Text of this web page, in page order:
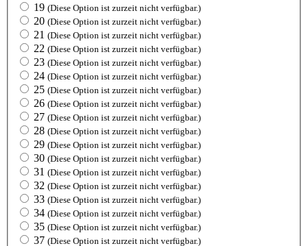
19 (Diese Option ist zurzeit nicht verfügbar.)
20 (Diese Option ist zurzeit nicht verfügbar.)
21 (Diese Option ist zurzeit nicht verfügbar.)
22 (Diese Option ist zurzeit nicht verfügbar.)
23 (Diese Option ist zurzeit nicht verfügbar.)
24 (Diese Option ist zurzeit nicht verfügbar.)
25 (Diese Option ist zurzeit nicht verfügbar.)
26 (Diese Option ist zurzeit nicht verfügbar.)
27 (Diese Option ist zurzeit nicht verfügbar.)
28 (Diese Option ist zurzeit nicht verfügbar.)
29 (Diese Option ist zurzeit nicht verfügbar.)
30 (Diese Option ist zurzeit nicht verfügbar.)
31 (Diese Option ist zurzeit nicht verfügbar.)
32 (Diese Option ist zurzeit nicht verfügbar.)
33 (Diese Option ist zurzeit nicht verfügbar.)
34 (Diese Option ist zurzeit nicht verfügbar.)
35 (Diese Option ist zurzeit nicht verfügbar.)
37 (Diese Option ist zurzeit nicht verfügbar.)